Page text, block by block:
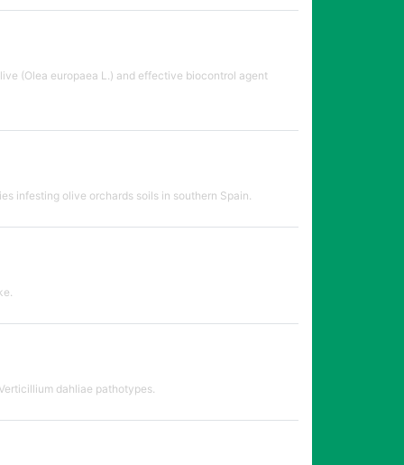
(Olea europaea L.) and effective biocontrol agent
infesting olive orchards soils in southern Spain.
dahliae pathotypes.